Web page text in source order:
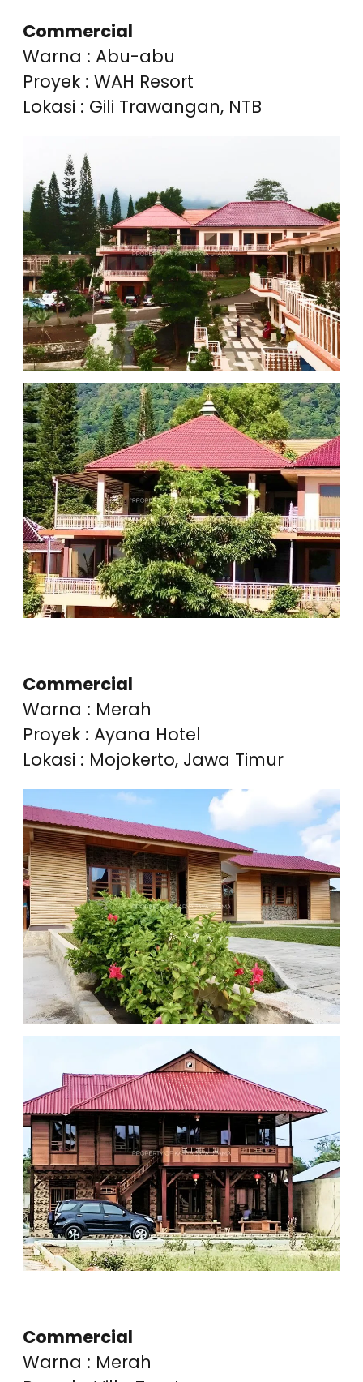
Commercial
Warna : Abu-abu
Proyek : WAH Resort
Lokasi : Gili Trawangan, NTB
Commercial
Warna : Merah
Proyek : Ayana Hotel
Lokasi : Mojokerto, Jawa Timur
Commercial
Warna : Merah